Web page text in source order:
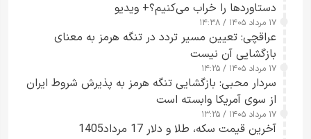
دستاوردها را خراب می‌کنیم؟+ ویدیو
۱۷ مرداد ۱۴۰۵ / ۱۴:۳۸
عراقچی: تعیین مسیر تردد در تنگه هرمز به معنای
بازگشایی آن نیست
۱۷ مرداد ۱۴۰۵ / ۱۴:۲۵
سردار محبی: بازگشایی تنگه هرمز به پذیرش شروط ایران
از سوی آمریکا وابسته است
۱۷ مرداد ۱۴۰۵ / ۱۳:۲۵
آخرین قیمت سکه، طلا و دلار 17 مرداد1405